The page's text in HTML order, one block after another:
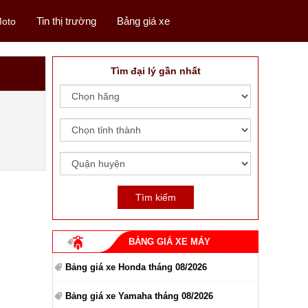
Tin thị trường Bảng giá xe
Tìm đại lý gần nhất
BẢNG GIÁ XE MÁY
Bảng giá xe Honda tháng 08/2026
Bảng giá xe Yamaha tháng 08/2026